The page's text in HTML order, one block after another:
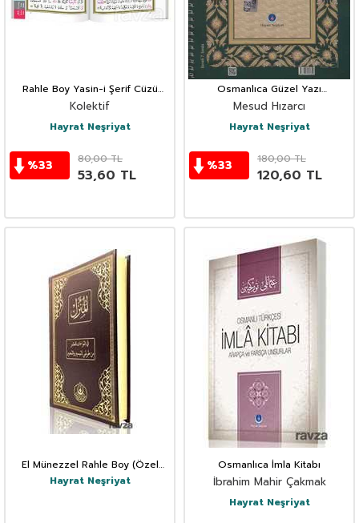
Rahle Boy Yasin-i Şerif Cüzü
(Fihristli)
Kolektif
Hayrat Neşriyat
%33 80,00TL
53,60 TL
Osmanlıca Güzel Yazı
Alıştırmaları
Mesud Hızarcı
Hayrat Neşriyat
%33 180,00TL
120,60 TL
El Münezzel Rahle Boy (Özel
Dipnotlu-Tecvidli)
Hayrat Neşriyat
Osmanlıca İmla Kitabı
İbrahim Mahir Çakmak
Hayrat Neşriyat